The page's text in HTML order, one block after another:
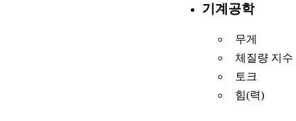
기계공학
무게
체질량 지수
토크
힘(력)